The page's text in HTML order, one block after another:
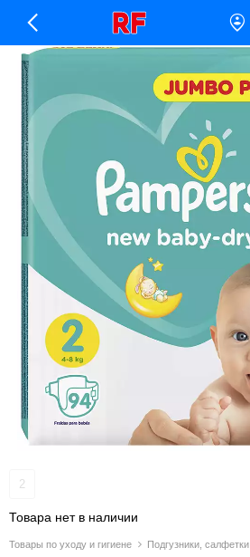
Товары по уходу и гигиене Подгузники, салфетки
2
Товара нет в наличии